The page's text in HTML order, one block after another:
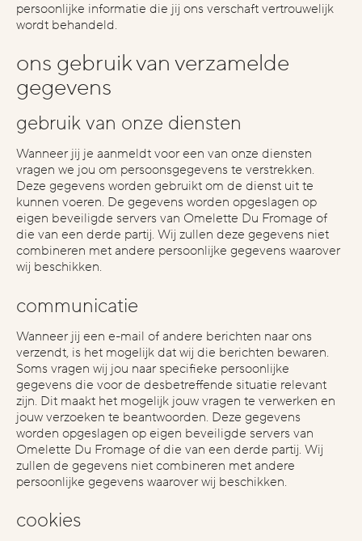
industries
projects
vacatures
start the conversation
contact
instagram
linkedin
blog
vimeo
pinterest
legal stuff
privacyverklaring
mail viamax@omelettedufromage.nl
samenwerking heb je in
project
samenwerking
wat is een indicatie van je budget?
€1.000 - €2.000 €2.000 - €5.000
€5.000 - €10.000
€10.000 - €25.000 €25.000+
persoonlijke informatie die jij ons verschaft vertrouwelijk
wordt behandeld.
ons gebruik van verzamelde
gegevens
gebruik van onze diensten
Wanneer jij je aanmeldt voor een van onze diensten
vragen we jou om persoonsgegevens te verstrekken.
Deze gegevens worden gebruikt om de dienst uit te
kunnen voeren. De gegevens worden opgeslagen op
eigen beveiligde servers van Omelette Du Fromage of
die van een derde partij. Wij zullen deze gegevens niet
combineren met andere persoonlijke gegevens waarover
wij beschikken.
communicatie
Wanneer jij een e-mail of andere berichten naar ons
verzendt, is het mogelijk dat wij die berichten bewaren.
Soms vragen wij jou naar specifieke persoonlijke
gegevens die voor de desbetreffende situatie relevant
zijn. Dit maakt het mogelijk jouw vragen te verwerken en
jouw verzoeken te beantwoorden. Deze gegevens
worden opgeslagen op eigen beveiligde servers van
Omelette Du Fromage of die van een derde partij. Wij
zullen de gegevens niet combineren met andere
persoonlijke gegevens waarover wij beschikken.
cookies